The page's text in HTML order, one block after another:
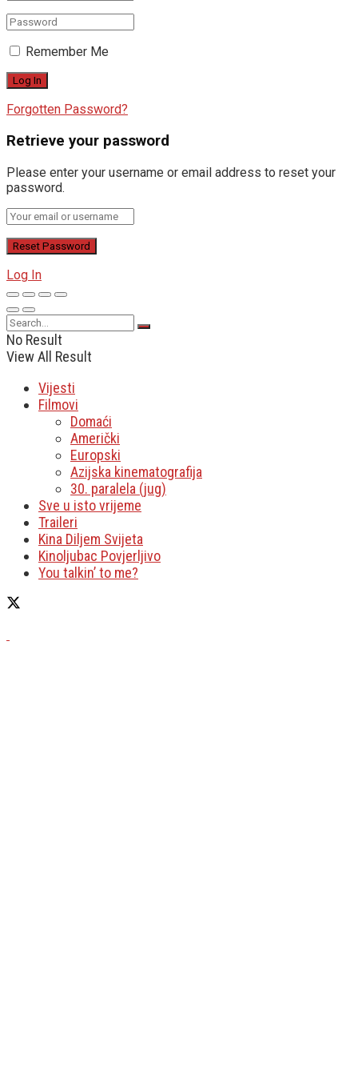
Remember Me
Forgotten Password?
Retrieve your password
Please enter your username or email address to reset your
password.
Log In
No Result
View All Result
Vijesti
Filmovi
Domaći
Američki
Europski
Azijska kinematografija
30. paralela (jug)
Sve u isto vrijeme
Traileri
Kina Diljem Svijeta
Kinoljubac Povjerljivo
You talkin’ to me?